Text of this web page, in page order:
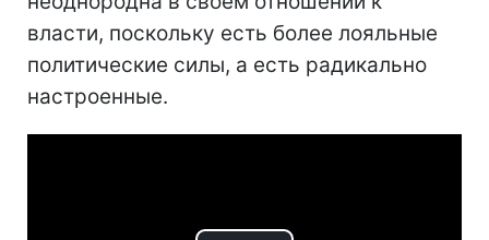
власти, поскольку есть более лояльные
политические силы, а есть радикально
настроенные.